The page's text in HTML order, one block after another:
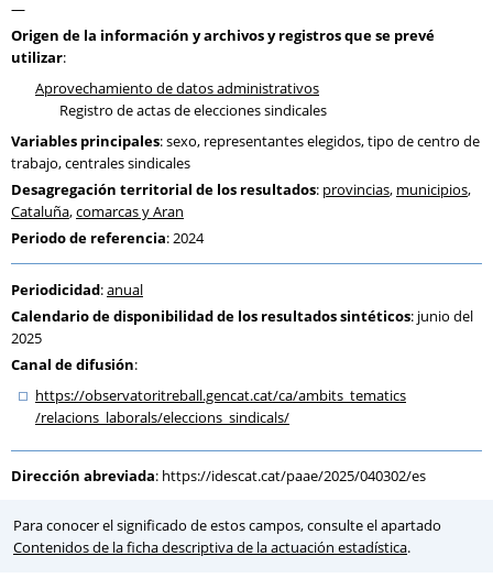
—
Origen de la información y archivos y registros que se prevé
utilizar:
Aprovechamiento de datos administrativos
Registro de actas de elecciones sindicales
Variables principales: sexo, representantes elegidos, tipo de centro de
trabajo, centrales sindicales
Desagregación territorial de los resultados: provincias, municipios,
Cataluña,comarcas y Aran
Periodo de referencia: 2024
Periodicidad:anual
Calendario de disponibilidad de los resultados sintéticos: junio del
2025
Canal de difusión:
https://observatoritreball.gencat.cat/ca/ambits_tematics
/relacions_laborals/eleccions_sindicals/
Dirección abreviada: https://idescat.cat/paae/2025/040302/es
Para conocer el significado de estos campos, consulte el apartado
Contenidos de la ficha descriptiva de la actuación estadística.